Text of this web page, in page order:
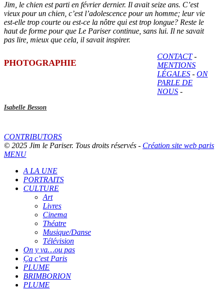
Jim, le chien est parti en février dernier. Il avait seize ans. C’est
vieux pour un chien, c’est l’adolescence pour un homme; leur vie
est-elle trop courte ou est-ce la nôtre qui est trop longue? Reste le
haut de forme pour que Le Pariser continue, sans lui. Il ne savait
pas lire, mieux que cela, il savait inspirer.
PHOTOGRAPHIE
Isabelle Besson
CONTACT-
MENTIONS
LÉGALES - ON
PARLE DE
NOUS -
CONTRIBUTORS
© 2025 Jim le Pariser. Tous droits réservés - Création site web paris
MENU
A LA UNE
PORTRAITS
CULTURE
Art
Livres
Cinema
Théatre
Musique/Danse
Télévision
On y va…ou pas
Ça c’est Paris
PLUME
BRIMBORION
PLUME